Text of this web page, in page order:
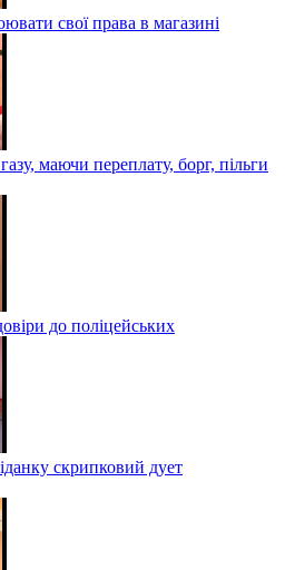
свої права в магазині
маючи переплату, борг, пільги
до поліцейських
скрипковий дует